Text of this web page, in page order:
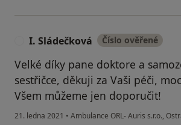
I. Sládečková Číslo ověřené
Velké díky pane doktore a
sestřičce, děkuji za Vaši péči,
Všem můžeme jen doporučit!
21. ledna 2021 • Ambulance ORL- Auris s.r.o.,